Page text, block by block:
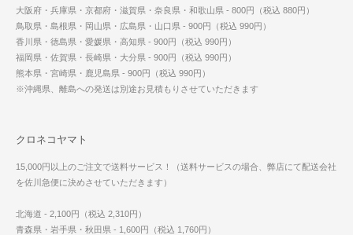
大阪府・兵庫県・京都府・滋賀県・奈良県・和歌山県 - 800円（税込 880円）
鳥取県・島根県・岡山県・広島県・山口県 - 900円（税込 990円）
香川県・徳島県・愛媛県・高知県 - 900円（税込 990円）
福岡県・佐賀県・長崎県・大分県 - 900円（税込 990円）
熊本県・宮崎県・鹿児島県 - 900円（税込 990円）
※沖縄県、離島への発送は別途お見積もりさせていただきます
クロネコヤマト
15,000円以上のご注文で送料サービス！（送料サービスの場合、弊店にて配送会社
を佐川急便に決めさせていただきます）
北海道 - 2,100円（税込 2,310円）
青森県・岩手県・秋田県 - 1,600円（税込 1,760円）